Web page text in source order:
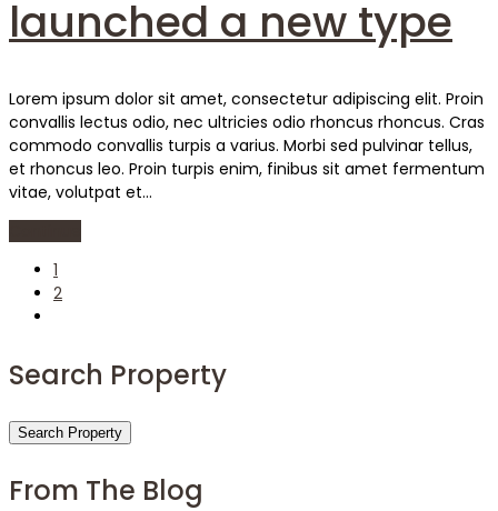
launched a new type
Lorem ipsum dolor sit amet, consectetur adipiscing elit. Proin
convallis lectus odio, nec ultricies odio rhoncus rhoncus. Cras
commodo convallis turpis a varius. Morbi sed pulvinar tellus,
et rhoncus leo. Proin turpis enim, finibus sit amet fermentum
vitae, volutpat et…
1
2
Search Property
Search Property
From The Blog